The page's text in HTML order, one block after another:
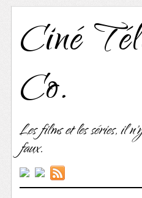
Ciné
Co.
Les films et les séries, il
faux.